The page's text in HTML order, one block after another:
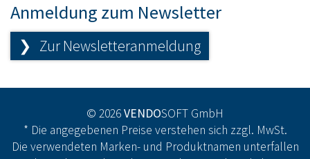
Anmeldung zum Newsletter
❯ Zur Newsletteranmeldung
© 2026VENDOSOFT GmbH
* Die angegebenen Preise verstehen sich zzgl. MwSt.
Die verwendeten Marken- und Produktnamen unterfallen